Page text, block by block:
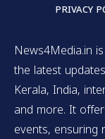
PRIVACY
News4Media.in
the latest
Kerala, India,
and more. It
events, ensuring